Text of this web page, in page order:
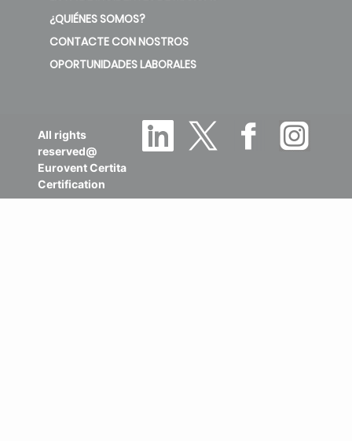
¿QUIÉNES SOMOS?
CONTACTE CON NOSTROS
OPORTUNIDADES LABORALES
All rights
reserved@
Eurovent Certita
Certification